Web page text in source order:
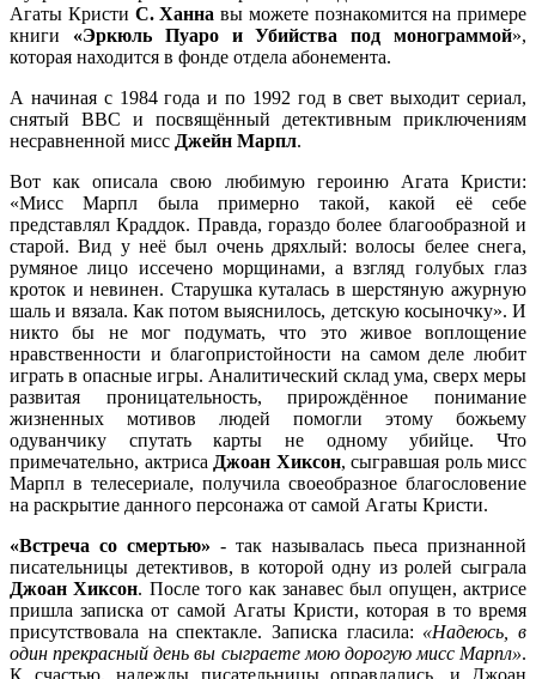
Агаты Кристи С. Ханна вы можете познакомится на примере
книги «Эркюль Пуаро и Убийства под монограммой»,
которая находится в фонде отдела абонемента.
А начиная с 1984 года и по 1992 год в свет выходит сериал,
снятый BBC и посвящённый детективным приключениям
несравненной мисс Джейн Марпл.
Вот как описала свою любимую героиню Агата Кристи:
«Мисс Марпл была примерно такой, какой её себе
представлял Краддок. Правда, гораздо более благообразной и
старой. Вид у неё был очень дряхлый: волосы белее снега,
румяное лицо иссечено морщинами, а взгляд голубых глаз
кроток и невинен. Старушка куталась в шерстяную ажурную
шаль и вязала. Как потом выяснилось, детскую косыночку». И
никто бы не мог подумать, что это живое воплощение
нравственности и благопристойности на самом деле любит
играть в опасные игры. Аналитический склад ума, сверх меры
развитая проницательность, прирождённое понимание
жизненных мотивов людей помогли этому божьему
одуванчику спутать карты не одному убийце. Что
примечательно, актриса Джоан Хиксон, сыгравшая роль мисс
Марпл в телесериале, получила своеобразное благословение
на раскрытие данного персонажа от самой Агаты Кристи.
«Встреча со смертью» - так называлась пьеса признанной
писательницы детективов, в которой одну из ролей сыграла
Джоан Хиксон. После того как занавес был опущен, актрисе
пришла записка от самой Агаты Кристи, которая в то время
присутствовала на спектакле. Записка гласила: «Надеюсь, в
один прекрасный день вы сыграете мою дорогую мисс Марпл».
К счастью, надежды писательницы оправдались, и Джоан